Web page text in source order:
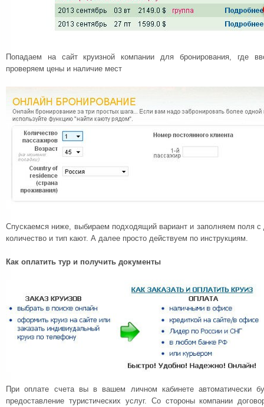
Попадаем на сайт круизной компании для бронирования, где
проверяем цены и наличие мест
Спускаемся ниже, выбираем подходящий вариант и заполняем поля с
количество и тип кают. А далее просто действуем по инструкциям.
Как оплатить тур и получить документы
При оплате счета вы в вашем личном кабинете автоматически
предоставление туристических услуг. Со стороны компании